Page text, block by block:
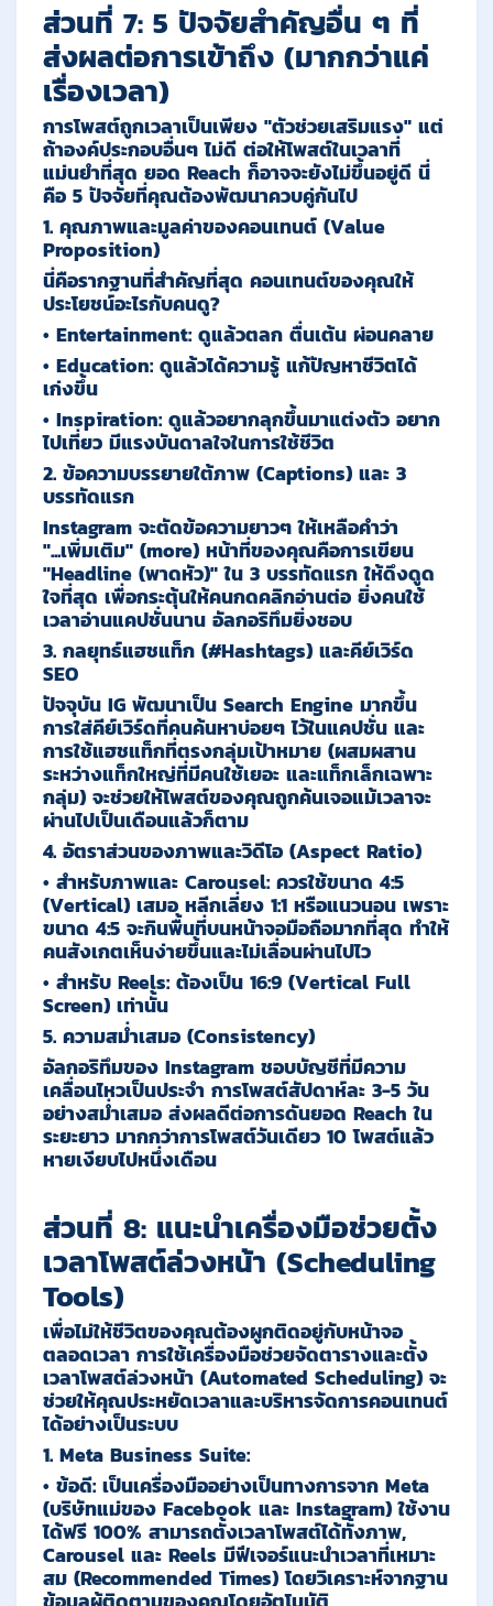
ส่วนที่ 7: 5 ปัจจัยสำคัญอื่น ๆ ที่
ส่งผลต่อการเข้าถึง (มากกว่าแค่
เรื่องเวลา)
การโพสต์ถูกเวลาเป็นเพียง "ตัวช่วยเสริมแรง" แต่
ถ้าองค์ประกอบอื่นๆ ไม่ดี ต่อให้โพสต์ในเวลาที่
แม่นยำที่สุด ยอด Reach ก็อาจจะยังไม่ขึ้นอยู่ดี นี่
คือ 5 ปัจจัยที่คุณต้องพัฒนาควบคู่กันไป
1. คุณภาพและมูลค่าของคอนเทนต์ (Value
Proposition)
นี่คือรากฐานที่สำคัญที่สุด คอนเทนต์ของคุณให้
ประโยชน์อะไรกับคนดู?
• Entertainment: ดูแล้วตลก ตื่นเต้น ผ่อนคลาย
• Education: ดูแล้วได้ความรู้ แก้ปัญหาชีวิตได้
เก่งขึ้น
• Inspiration: ดูแล้วอยากลุกขึ้นมาแต่งตัว อยาก
ไปเที่ยว มีแรงบันดาลใจในการใช้ชีวิต
2. ข้อความบรรยายใต้ภาพ (Captions) และ 3
บรรทัดแรก
Instagram จะตัดข้อความยาวๆ ให้เหลือคำว่า
"...เพิ่มเติม" (more) หน้าที่ของคุณคือการเขียน
"Headline (พาดหัว)" ใน 3 บรรทัดแรกให้ดึงดูด
ใจที่สุด เพื่อกระตุ้นให้คนกดคลิกอ่านต่อ ยิ่งคนใช้
เวลาอ่านแคปชั่นนาน อัลกอริทึมยิ่งชอบ
3. กลยุทธ์แฮชแท็ก (#Hashtags) และคีย์เวิร์ด
SEO
ปัจจุบัน IG พัฒนาเป็น Search Engine มากขึ้น
การใส่คีย์เวิร์ดที่คนค้นหาบ่อยๆ ไว้ในแคปชั่น และ
การใช้แฮชแท็กที่ตรงกลุ่มเป้าหมาย (ผสมผสาน
ระหว่างแท็กใหญ่ที่มีคนใช้เยอะ และแท็กเล็กเฉพาะ
กลุ่ม) จะช่วยให้โพสต์ของคุณถูกค้นเจอแม้เวลาจะ
ผ่านไปเป็นเดือนแล้วก็ตาม
4. อัตราส่วนของภาพและวิดีโอ (Aspect Ratio)
• สำหรับภาพและ Carousel: ควรใช้ขนาด 4:5
(Vertical) เสมอ หลีกเลี่ยง 1:1 หรือแนวนอน เพราะ
ขนาด 4:5 จะกินพื้นที่บนหน้าจอมือถือมากที่สุด ทำให้
คนสังเกตเห็นง่ายขึ้นและไม่เลื่อนผ่านไปไว
• สำหรับ Reels: ต้องเป็น 16:9 (Vertical Full
Screen) เท่านั้น
5. ความสม่ำเสมอ (Consistency)
อัลกอริทึมของ Instagram ชอบบัญชีที่มีความ
เคลื่อนไหวเป็นประจำ การโพสต์สัปดาห์ละ 3-5 วัน
อย่างสม่ำเสมอ ส่งผลดีต่อการดันยอด Reach ใน
ระยะยาว มากกว่าการโพสต์วันเดียว 10 โพสต์แล้ว
หายเงียบไปหนึ่งเดือน
ส่วนที่ 8: แนะนำเครื่องมือช่วยตั้ง
เวลาโพสต์ล่วงหน้า (Scheduling
Tools)
เพื่อไม่ให้ชีวิตของคุณต้องผูกติดอยู่กับหน้าจอ
ตลอดเวลา การใช้เครื่องมือช่วยจัดตารางและตั้ง
เวลาโพสต์ล่วงหน้า (Automated Scheduling) จะ
ช่วยให้คุณประหยัดเวลาและบริหารจัดการคอนเทนต์
ได้อย่างเป็นระบบ
1. Meta Business Suite:
• ข้อดี: เป็นเครื่องมืออย่างเป็นทางการจาก Meta
(บริษัทแม่ของ Facebook และ Instagram) ใช้งาน
ได้ฟรี 100% สามารถตั้งเวลาโพสต์ได้ทั้งภาพ,
Carousel และ Reels มีฟีเจอร์แนะนำเวลาที่เหมาะ
สม (Recommended Times) โดยวิเคราะห์จากฐาน